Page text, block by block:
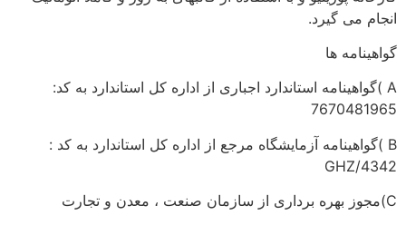
انجام می گیرد.
گواهینامه ها
A )گواهینامه استاندارد اجباری از اداره کل استاندارد به کد:
7670481965
B )گواهینامه آزمایشگاه مرجع از اداره کل استاندارد به کد :
GHZ/4342
C)مجوز بهره برداری از سازمان صنعت ، معدن و تجارت